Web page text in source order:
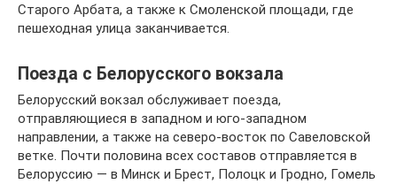
Старого Арбата, а также к Смоленской площади, где
пешеходная улица заканчивается.
Поезда с Белорусского вокзала
Белорусский вокзал обслуживает поезда,
отправляющиеся в западном и юго-западном
направлении, а также на северо-восток по Савеловской
ветке. Почти половина всех составов отправляется в
Белоруссию — в Минск и Брест, Полоцк и Гродно, Гомель